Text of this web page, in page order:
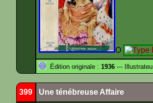
O
Édition originale : 1936 ---
399 Une ténébreuse Affaire